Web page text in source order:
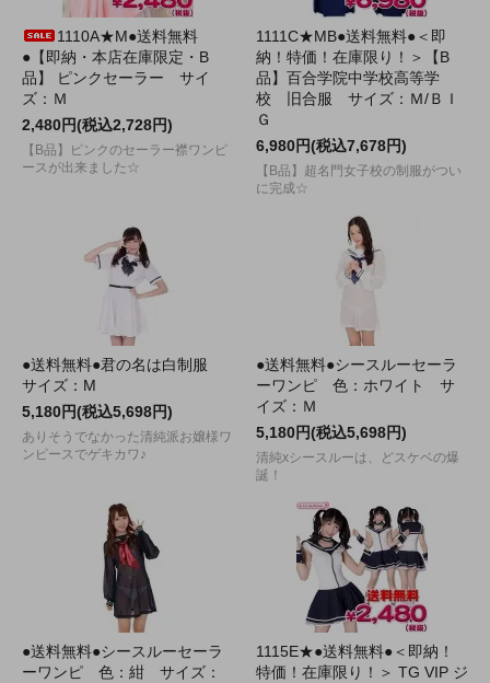
1110A★M●送料無料
●【即納・本店在庫限定・B
品】 ピンクセーラー サイ
ズ：Ｍ
2,480円(税込2,728円)
【B品】ピンクのセーラー襟ワンピ
ースが出来ました☆
1111C★MB●送料無料●＜即
納！特価！在庫限り！＞【B
品】百合学院中学校高等学
校 旧合服 サイズ：Ｍ/ＢＩ
Ｇ
6,980円(税込7,678円)
【B品】超名門女子校の制服がつい
に完成☆
●送料無料●君の名は白制服
サイズ：M
5,180円(税込5,698円)
ありそうでなかった清純派お嬢様ワ
ンピースでゲキカワ♪
●送料無料●シースルーセーラ
ーワンピ 色：ホワイト サ
イズ：Ｍ
5,180円(税込5,698円)
清純xシースルーは、どスケベの爆
誕！
●送料無料●シースルーセーラ
ーワンピ 色：紺 サイズ：
1115E★●送料無料●＜即納！
特価！在庫限り！＞ TG VIP ジ